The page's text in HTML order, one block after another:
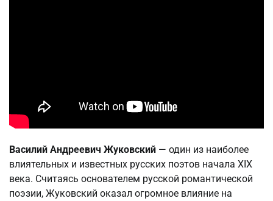
Василий Андреевич Жуковский — один из наиболее
влиятельных и известных русских поэтов начала XIX
века. Считаясь основателем русской романтической
поэзии, Жуковский оказал огромное влияние на